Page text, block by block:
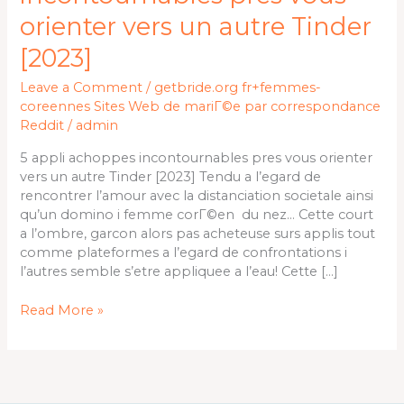
orienter vers un autre Tinder
[2023]
Leave a Comment / getbride.org fr+femmes-
coreennes Sites Web de mariГ©e par correspondance
Reddit / admin
5 appli achoppes incontournables pres vous orienter
vers un autre Tinder [2023] Tendu a l’egard de
rencontrer l’amour avec la distanciation societale ainsi
qu’un domino i femme corГ©en du nez… Cette court
a l’ombre, garcon alors pas acheteuse surs applis tout
comme plateformes a l’egard de confrontations i
l’autres semble s’etre appliquee a l’eau! Cette […]
incontournables
pres
vous
orienter
vers
un
autre
[2023]
Read More »